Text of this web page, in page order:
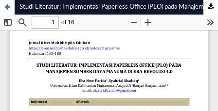
Studi Literatur: Implementasi Paperless Office (PLO) pada Manajemen Sumber Daya Manusia di Era Revolusi 4.0